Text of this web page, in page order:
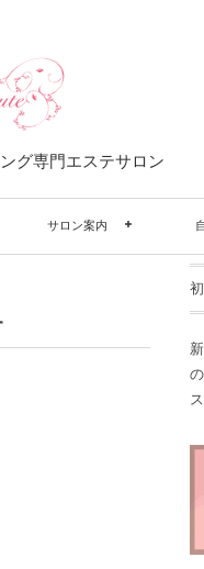
グ専門エステサロン
サロン案内